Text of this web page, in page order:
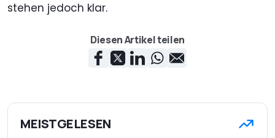
stehen jedoch klar.
Diesen Artikel teilen
MEISTGELESEN